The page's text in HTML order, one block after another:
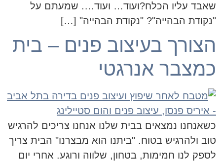
שאבד עליו הכלח?ועוד… ועוד…. שמעתם על
"נקודת הבהייה"? "נקודת הבהייה" […]
הצורך בעיצוב פנים – בית
כמצבר אנרגטי
כשאנחנו נמצאים בבית שלנו אנחנו צריכים להרגיש
טוב ולהרגיש בטוח. "ביתנו הוא מבצרנו" הבית צריך
לספק לנו חמימות, בטחון, שלווה ורוגע. אחרי יום